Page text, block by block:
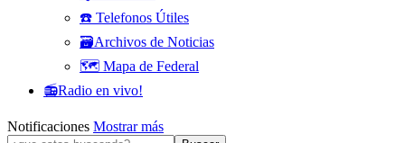
☎️ Telefonos Útiles
🗃️Archivos de Noticias
🗺️ Mapa de Federal
📻Radio en vivo!
Notificaciones Mostrar más